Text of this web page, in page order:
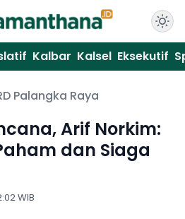
Kalbar Kalsel Eksekutif
Palangka Raya
Arif Norkim:
dan Siaga
WIB